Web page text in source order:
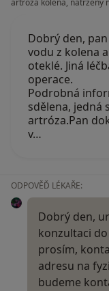
artroza kolena, natržený
Dobrý den,
vodu z kolena
oteklé. Jiná
operace.
Podrobná
sdělena, jedná
artróza.Pan
v…
ODPOVĚĎ LÉKAŘE:
Dobrý den,
konzultaci
prosím,
adresu na
budeme